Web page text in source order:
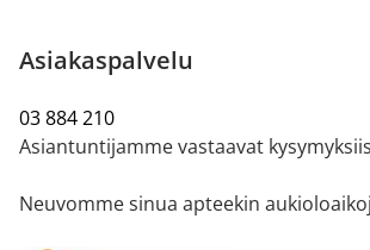
Asiakaspalvelu
03 884 210
Asiantuntijamme vastaavat
Neuvomme sinua apteekin